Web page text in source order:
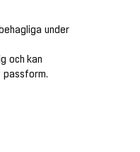
under
och kan
passform.